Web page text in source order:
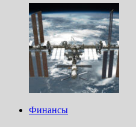
Финансы